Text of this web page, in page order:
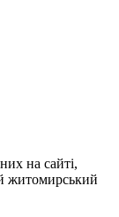
на сайті,
житомирський